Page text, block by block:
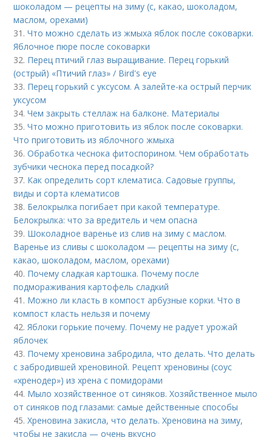
шоколадом — рецепты на зиму (с, какао, шоколадом,
маслом, орехами)
31.Что можно сделать из жмыха яблок после соковарки.
Яблочное пюре после соковарки
32. Перец птичий глаз выращивание. Перец горький
(острый) «Птичий глаз» / Bird's eye
33. Перец горький с уксусом. А залейте-ка острый перчик
уксусом
34.Чем закрыть стеллаж на балконе. Материалы
35.Что можно приготовить из яблок после соковарки.
Что приготовить из яблочного жмыха
36.Обработка чеснока фитоспорином. Чем обработать
зубчики чеснока перед посадкой?
37. Как определить сорт клематиса. Садовые группы,
виды и сорта клематисов
38. Белокрылка погибает при какой температуре.
Белокрылка: что за вредитель и чем опасна
39. Шоколадное варенье из слив на зиму с маслом.
Варенье из сливы с шоколадом — рецепты на зиму (с,
какао, шоколадом, маслом, орехами)
40. Почему сладкая картошка. Почему после
подмораживания картофель сладкий
41. Можно ли класть в компост арбузные корки. Что в
компост класть нельзя и почему
42.Яблоки горькие почему. Почему не радует урожай
яблочек
43. Почему хреновина забродила, что делать. Что делать
с забродившей хреновиной. Рецепт хреновины (соус
«хренодер») из хрена с помидорами
44. Мыло хозяйственное от синяков. Хозяйственное мыло
от синяков под глазами: самые действенные способы
45.Хреновина закисла, что делать. Хреновина на зиму,
чтобы не закисла — очень вкусно